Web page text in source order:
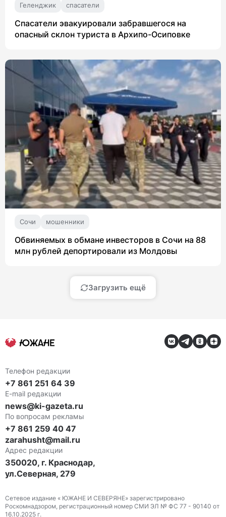
Геленджик спасатели
Спасатели эвакуировали забравшегося на
опасный склон туриста в Архипо-Осиповке
Сочи мошенники
Обвиняемых в обмане инвесторов в Сочи на 88
млн рублей депортировали из Молдовы
Загрузить ещё
Телефон редакции
+7 861 251 64 39
E-mail редакции
news@ki-gazeta.ru
По вопросам рекламы
+7 861 259 40 47
zarahusht@mail.ru
Адрес редакции
350020, г. Краснодар,
ул.Северная, 279
Сетевое издание « ЮЖАНЕ И СЕВЕРЯНЕ» зарегистрировано
Роскомнадзором, регистрационный номер СМИ ЭЛ № ФС 77 - 90140 от
16.10.2025 г.